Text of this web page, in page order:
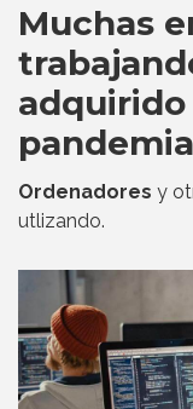
Muchas
pandemia
Ordenadores y
utlizando.